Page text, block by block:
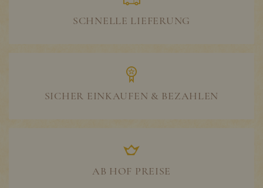
SCHNELLE LIEFERUNG
SICHER EINKAUFEN & BEZAHLEN
AB HOF PREISE